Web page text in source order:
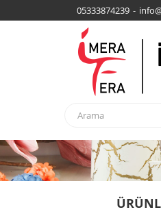
05333874239 -